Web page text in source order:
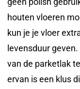
houten vloeren
kun je je vloer
levensduur
van de parketlak
ervan is een klus